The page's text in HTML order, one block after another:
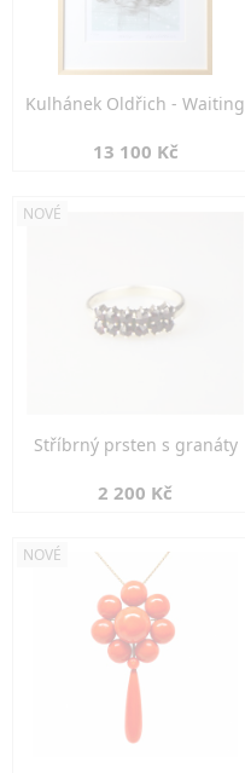
Kulhánek Oldřich - Waiting
13 100 Kč
NOVÉ
Stříbrný prsten s granáty
2 200 Kč
NOVÉ